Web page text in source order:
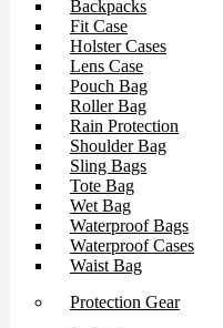
Backpacks
Fit Case
Holster Cases
Lens Case
Pouch Bag
Roller Bag
Rain Protection
Shoulder Bag
Sling Bags
Tote Bag
Wet Bag
Waterproof Bags
Waterproof Cases
Waist Bag
Protection Gear